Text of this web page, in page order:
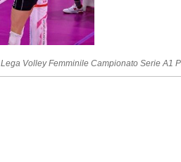
Volley Femminile Campionato Serie A1